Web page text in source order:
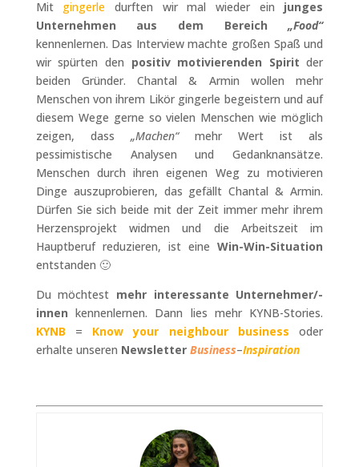
Mit gingerle durften wir mal wieder ein junges
Unternehmen aus dem Bereich„Food“
kennenlernen. Das Interview machte großen Spaß und
wir spürten den positiv motivierenden Spirit der
beiden Gründer. Chantal & Armin wollen mehr
Menschen von ihrem Likör gingerle begeistern und auf
diesem Wege gerne so vielen Menschen wie möglich
zeigen, dass „Machen“mehr Wert ist als
pessimistische Analysen und Gedanknansätze.
Menschen durch ihren eigenen Weg zu motivieren
Dinge auszuprobieren, das gefällt Chantal & Armin.
Dürfen Sie sich beide mit der Zeit immer mehr ihrem
Herzensprojekt widmen und die Arbeitszeit im
Hauptberuf reduzieren, ist eineWin-Win-Situation
entstanden 🙂
Du möchtest mehr interessante Unternehmer/-
innen kennenlernen. Dann lies mehr KYNB-Stories.
KYNB = Know your neighbour business oder
erhalte unseren Newsletter Business–Inspiration